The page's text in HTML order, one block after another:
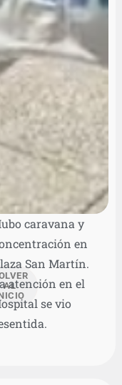
AL
caravana y
en
San Martín.
atención en el
se vio